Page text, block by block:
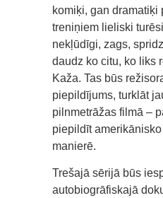
komiķi, gan dramatiķi
treniņiem lieliski
nekļūdīgi, zags,
daudz ko citu, ko liks
Kaža. Tas būs
piepildījums, turklāt
pilnmetrāžas filmā –
piepildīt
manierē.
Trešajā sērijā būs
autobiogrāfiskajā